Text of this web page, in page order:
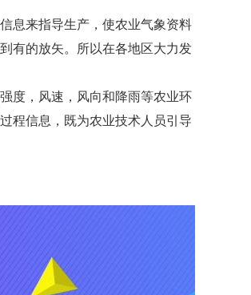
息来指导生产，使农业气象资料
有的放矢。所以在各地区大力发
度，风速，风向和降雨等农业环
程信息，既为农业技术人员引导